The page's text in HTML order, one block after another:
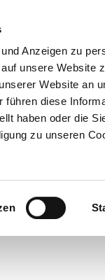
Anzeigen zu
unsere Website
Website an
führen diese
haben oder die
zu unseren
Suche